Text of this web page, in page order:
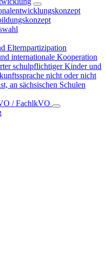
Elternpartizipation
internationale Kooperation
schulpflichtiger Kinder und
nicht oder nicht
an sächsischen Schulen
/ FachlkVO